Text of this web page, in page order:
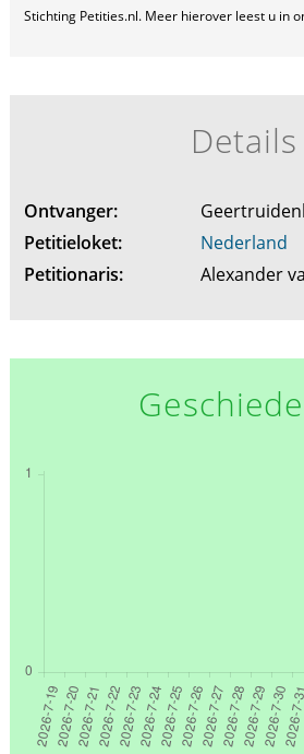
Stichting Petities.nl. Meer hierover leest u in
Details
Ontvanger:
Petitieloket:
Nederland
Petitionaris:
Alexander